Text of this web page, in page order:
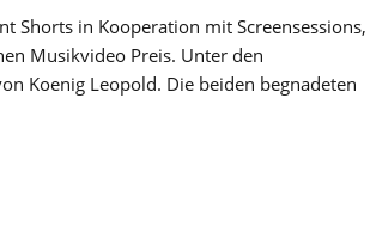
Shorts in Kooperation mit Screensessions,
Musikvideo Preis. Unter den
Koenig Leopold. Die beiden begnadeten